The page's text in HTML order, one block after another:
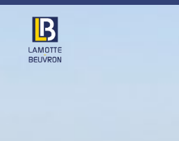
principal